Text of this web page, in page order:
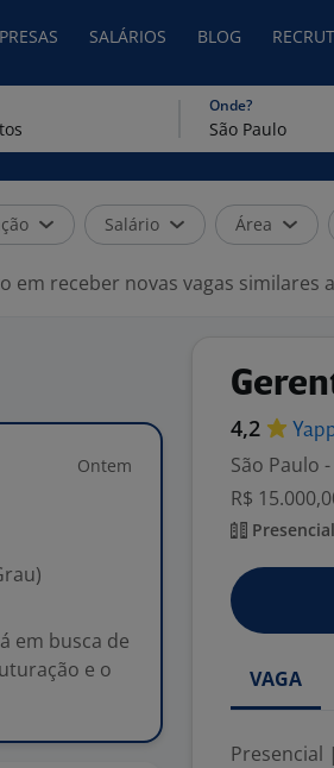
SALÁRIOS BLOG
Onde?
Salário Área
em receber novas vagas similares
Ontem
em busca de
e o
4,2
São Paulo -
R$
Presencial
VAGA
Presencial